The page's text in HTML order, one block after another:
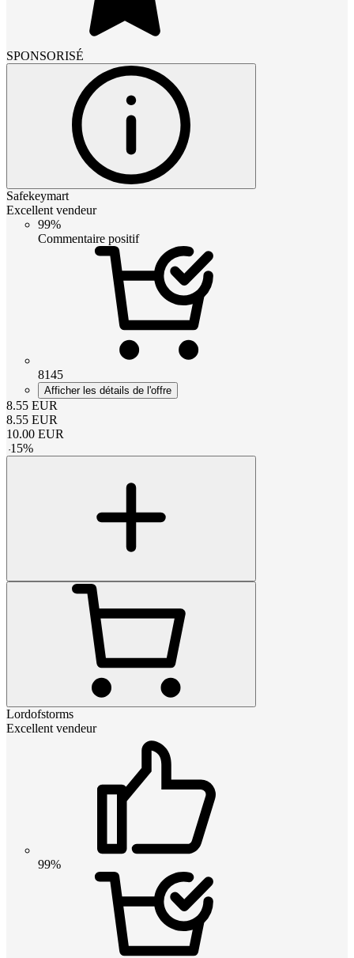
SPONSORISÉ
Safekeymart
Excellent vendeur
99%
Commentaire positif
8145
Afficher les détails de l'offre
8.55 EUR
8.55 EUR
10.00 EUR
-15%
Lordofstorms
Excellent vendeur
99%